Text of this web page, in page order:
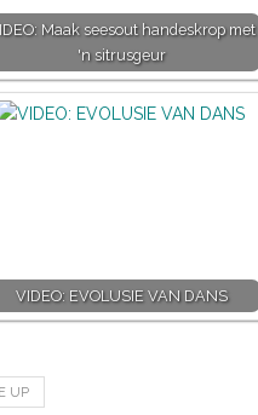
Maak seesout handeskrop met
'n sitrusgeur
VIDEO: EVOLUSIE VAN DANS
UP